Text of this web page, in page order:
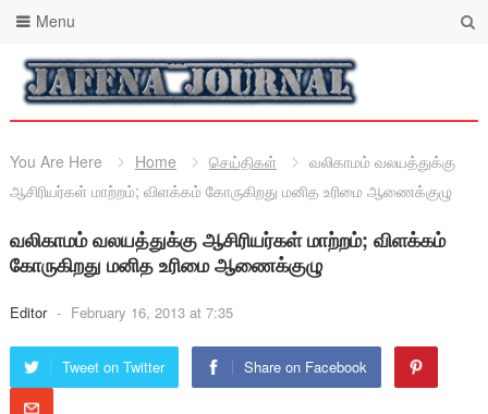
Menu
You Are Here Home செய்திகள்
வலிகாமம் வலயத்துக்கு
ஆசிரியர்கள் மாற்றம்; விளக்கம் கோருகிறது மனித உரிமை ஆணைக்குழு
வலிகாமம் வலயத்துக்கு ஆசிரியர்கள் மாற்றம்; விளக்கம்
கோருகிறது மனித உரிமை ஆணைக்குழு
Editor - February 16, 2013 at 7:35
Tweet on Twitter Share on Facebook